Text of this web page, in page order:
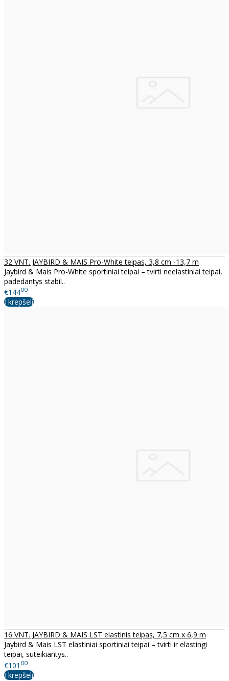
32 VNT. JAYBIRD & MAIS Pro-White teipas, 3,8 cm -13,7 m
Jaybird & Mais Pro-White sportiniai teipai – tvirti neelastiniai teipai,
padedantys stabil..
€14400
Į krepšelį
16 VNT. JAYBIRD & MAIS LST elastinis teipas, 7,5 cm x 6,9 m
Jaybird & Mais LST elastiniai sportiniai teipai – tvirti ir elastingi
teipai, suteikiantys..
€101 00
Į krepšelį